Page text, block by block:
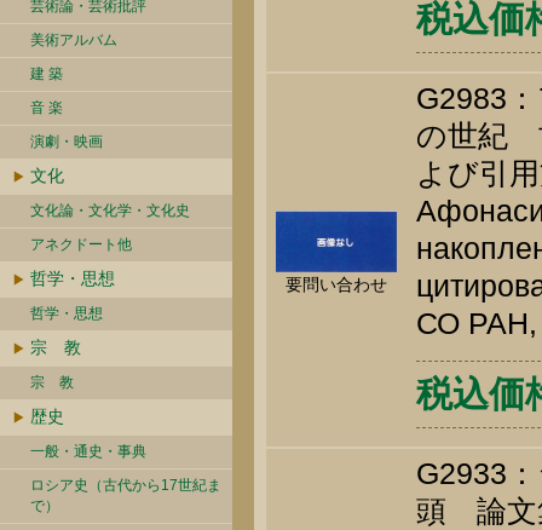
芸術論・芸術批評
美術アルバム
建 築
音 楽
演劇・映画
文化
文化論・文化学・文化史
アネクドート他
哲学・思想
哲学・思想
宗 教
宗 教
歴史
一般・通史・事典
ロシア史（古代から17世紀ま
で）
税込価
要問い合わせ
G2983
の世紀
よび引
СО РАН,
税込価
G2933
頭 論文